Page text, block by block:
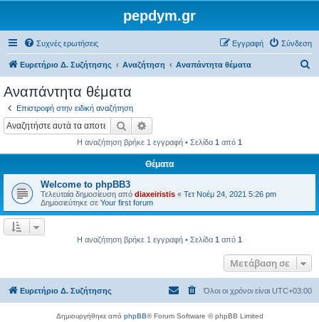
pepdym.gr
Συχνές ερωτήσεις Σύνδεση
Εγγραφή
Ευρετήριο Δ. Συζήτησης Αναζήτηση Αναπάντητα θέματα
Αναπάντητα θέματα
Επιστροφή στην ειδική αναζήτηση
Αναζήτηση
Η αναζήτηση βρήκε 1 εγγραφή • Σελίδα 1 από 1
Θέματα
Welcome to phpBB3
Τελευταία δημοσίευση από diaxeiristis « Τετ Νοέμ 24, 2021 5:26 pm
Δημοσιεύτηκε σε Your first forum
Η αναζήτηση βρήκε 1 εγγραφή • Σελίδα 1 από 1
Μετάβαση σε
Ευρετήριο Δ. Συζήτησης Όλοι οι χρόνοι είναι UTC+03:00
Δημιουργήθηκε από phpBB® Forum Software © phpBB Limited